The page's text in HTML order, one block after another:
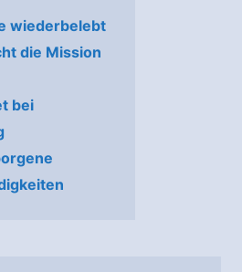
wiederbelebt
die Mission
bei